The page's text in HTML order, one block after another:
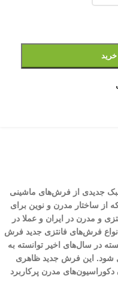
جدیدی از فرش‌های ماشینی
از ساختار مدرن و نوین برای
و مدرن در ایران و عملا در
فرش‌های فانتزی جدید فرش
در سال‌های اخیر توانسته به
شود. این فرش جدید ظاهری
مدرن پرکاربرد